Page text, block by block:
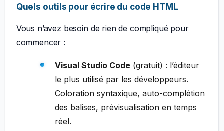
Quels outils pour écrire du code HTML
Vous n’avez besoin de rien de compliqué pour
commencer :
Visual Studio Code(gratuit) : l’éditeur
le plus utilisé par les développeurs.
Coloration syntaxique, auto-complétion
des balises, prévisualisation en temps
réel.